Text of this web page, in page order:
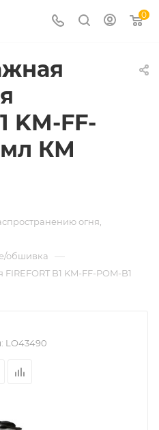
0
KM-FF-
КМ
огня,
обшивка —
B1 KM-FF-POM-B1
LO43490